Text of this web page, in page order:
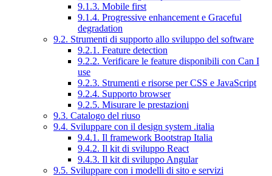
9.1.3. Mobile first
9.1.4. Progressive enhancement e Graceful
degradation
9.2. Strumenti di supporto allo sviluppo del software
9.2.1. Feature detection
9.2.2. Verificare le feature disponibili con Can I
use
9.2.3. Strumenti e risorse per CSS e JavaScript
9.2.4. Supporto browser
9.2.5. Misurare le prestazioni
9.3. Catalogo del riuso
9.4. Sviluppare con il design system .italia
9.4.1. Il framework Bootstrap Italia
9.4.2. Il kit di sviluppo React
9.4.3. Il kit di sviluppo Angular
9.5. Sviluppare con i modelli di sito e servizi